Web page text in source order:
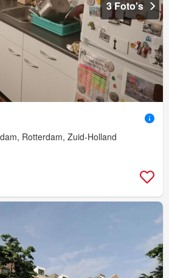
3 Foto's
Rotterdam, Zuid-Holland